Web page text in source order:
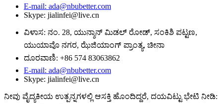
E-mail: ada@nbubetter.com
Skype: jialinfei@live.cn
ವಿಳಾಸ: ನಂ. 28, ಯುನ್ಶಾನ್ ಮಿಡಲ್ ರೋಡ್, ಸಂಕಿಶಿ ಪಟ್ಟಣ,
ಯುಯಾವೊ ನಗರ, ಝೆಜಿಯಾಂಗ್ ಪ್ರಾಂತ್ಯ, ಚೀನಾ
ದೂರವಾಣಿ: +86 574 83063862
E-mail: ada@nbubetter.com
Skype: jialinfei@live.cn
ನೀವು ವೈದ್ಯಕೀಯ ಉತ್ಪನ್ನಗಳಲ್ಲಿ ಆಸಕ್ತಿ ಹೊಂದಿದ್ದರೆ, ದಯವಿಟ್ಟು ಭೇಟಿ ನೀಡಿ: